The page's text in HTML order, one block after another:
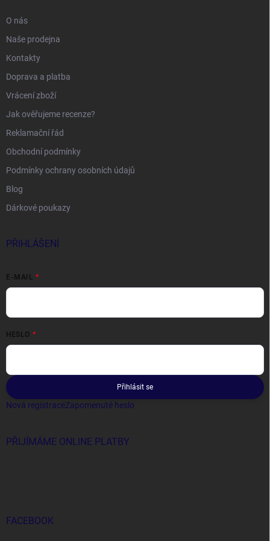
O nás
Naše prodejna
Kontakty
Doprava a platba
Vrácení zboží
Jak ověřujeme recenze?
Reklamační řád
Obchodní podmínky
Podmínky ochrany osobních údajů
Blog
Dárkové poukazy
PŘIHLÁŠENÍ
E-MAIL
HESLO
Přihlásit se
Nová registraceZapomenuté heslo
PŘIJÍMÁME ONLINE PLATBY
FACEBOOK